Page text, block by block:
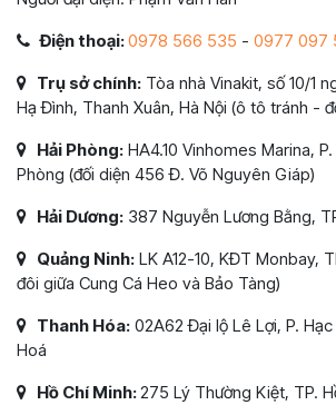
Điện thoại:0978 566 535 - 0977 097
Trụ sở chính: Tòa nhà Vinakit, số 10/1
Hạ Đình, Thanh Xuân, Hà Nội (ô tô tránh -
Hải Phòng: HA4.10 Vinhomes Marina,
Phòng (đối diện 456 Đ. Võ Nguyên Giáp)
Hải Dương: 387 Nguyễn Lương Bằng,
Quảng Ninh: LK A12-10, KĐT Monbay,
đôi giữa Cung Cá Heo và Bảo Tàng)
Thanh Hóa: 02A62 Đại lộ Lê Lợi, P.
Hoá
Hồ Chí Minh:275 Lý Thường Kiệt, TP.